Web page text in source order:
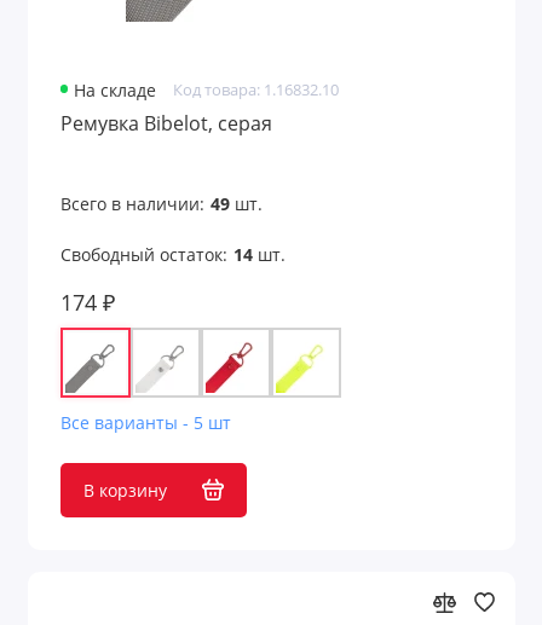
На складе Код товара: 1.16832.10
Ремувка Bibelot, серая
Всего в наличии: 49шт.
Свободный остаток: 14шт.
174 ₽
Все варианты - 5 шт
В корзину